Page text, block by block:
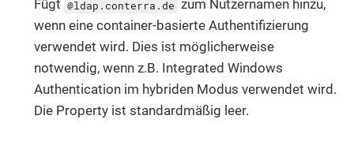
Fügt @ldap.conterra.de zum Nutzernamen hinzu,
wenn eine container-basierte Authentifizierung
verwendet wird. Dies ist möglicherweise
notwendig, wenn z.B. Integrated Windows
Authentication im hybriden Modus verwendet wird.
Die Property ist standardmäßig leer.